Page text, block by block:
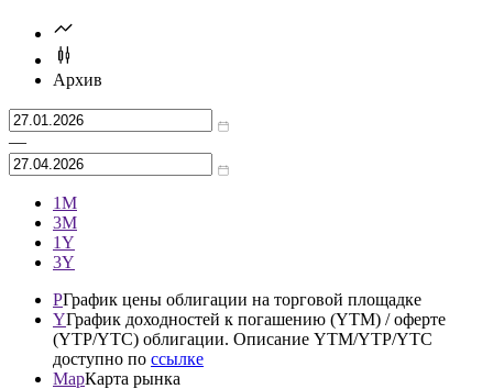
Архив
—
1М
3М
1Y
3Y
PГрафик цены облигации на торговой площадке
YГрафик доходностей к погашению (YTM) / оферте
(YTP/YTC) облигации. Описание YTM/YTP/YTC
доступно по ссылке
MapКарта рынка